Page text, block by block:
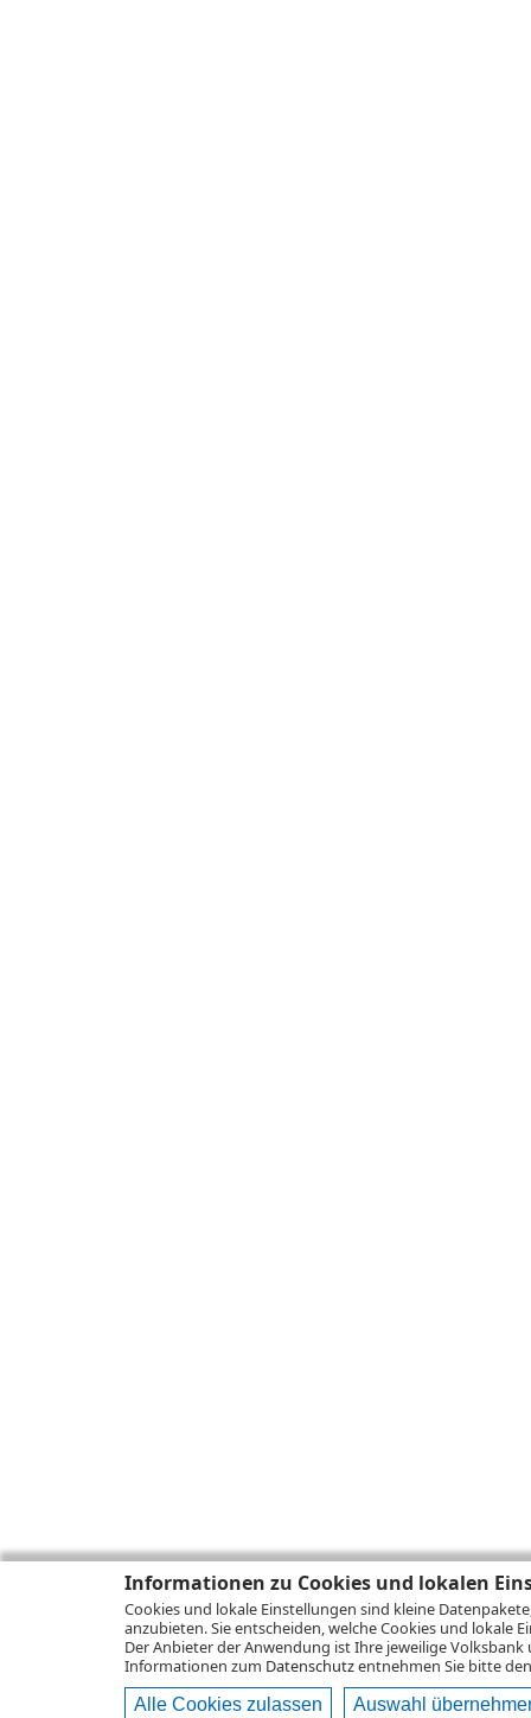
Informationen zu Cookies und lokalen
Cookies und lokale Einstellungen sind kleine
anzubieten. Sie entscheiden, welche Cookies und lokale
Der Anbieter der Anwendung ist Ihre jeweilige Volksbank
Informationen zum Datenschutzentnehmen Sie bitte
Alle Cookies zulassen Auswahl